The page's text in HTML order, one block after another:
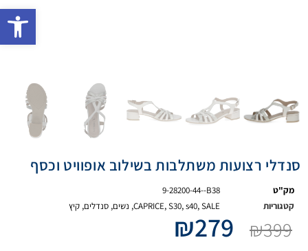
סנדלי רצועות משתלבות בשילוב אופוויט וכסף
מק"ט
9-28200-44--B38
קטגוריות
CAPRICE,S30,s40,SALE
, נשים, סנדלים, קיץ
₪399
₪279